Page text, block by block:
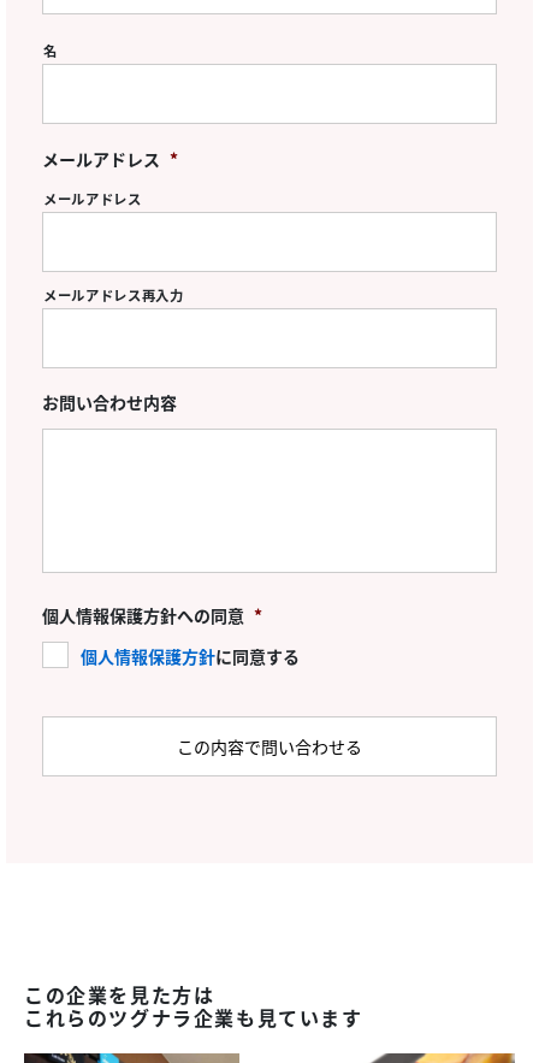
名
メールアドレス *
メールアドレス
メールアドレス再入力
お問い合わせ内容
個人情報保護方針への同意 *
個人情報保護方針に同意する
この企業を見た方は
これらのツグナラ企業も見ています